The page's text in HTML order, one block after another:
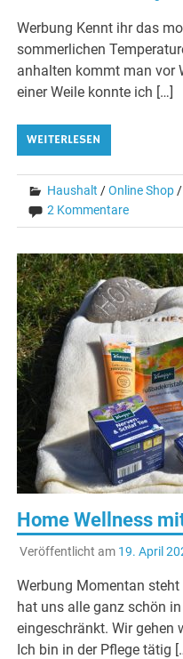
Werbung Kennt ihr das
sommerlichen
anhalten kommt man vor
einer Weile konnte ich […]
WEITERLESEN
Haushalt /Online Shop/
2 Kommentare
Home Wellness
Veröffentlicht am 19. April
Werbung Momentan
hat uns alle ganz schön
eingeschränkt. Wir gehen
Ich bin in der Pflege tätig